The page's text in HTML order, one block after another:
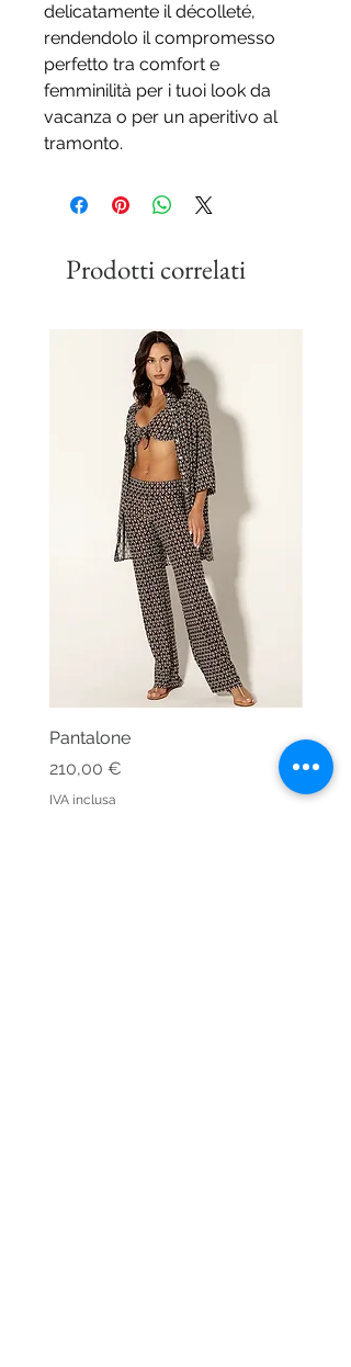
delicatamente il décolleté,
rendendolo il compromesso
perfetto tra comfort e
femminilità per i tuoi look da
vacanza o per un aperitivo al
tramonto.
Prodotti correlati
Pantalone
Prezzo
210,00 €
IVA inclusa
Prezzo
IVA